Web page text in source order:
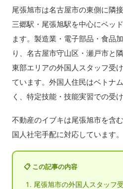
尾張旭市は名古屋市の東側に隣
三郷駅・尾張旭駅を中心にベッ
ます。製造業・電子部品・食品
り、名古屋市守山区・瀬戸市と
東部エリアの外国人スタッフ受
ています。外国人住民はベトナ
く、特定技能・技能実習での受
不動産のイブキは尾張旭市を含
国人社宅手配に対応しています。
📋 この記事の内容
尾張旭市の外国人スタッフ